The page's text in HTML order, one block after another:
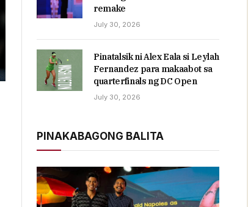
remake
July 30, 2026
Pinatalsik ni Alex Eala si Leylah
Fernandez para makaabot sa
quarterfinals ng DC Open
July 30, 2026
PINAKABAGONG BALITA